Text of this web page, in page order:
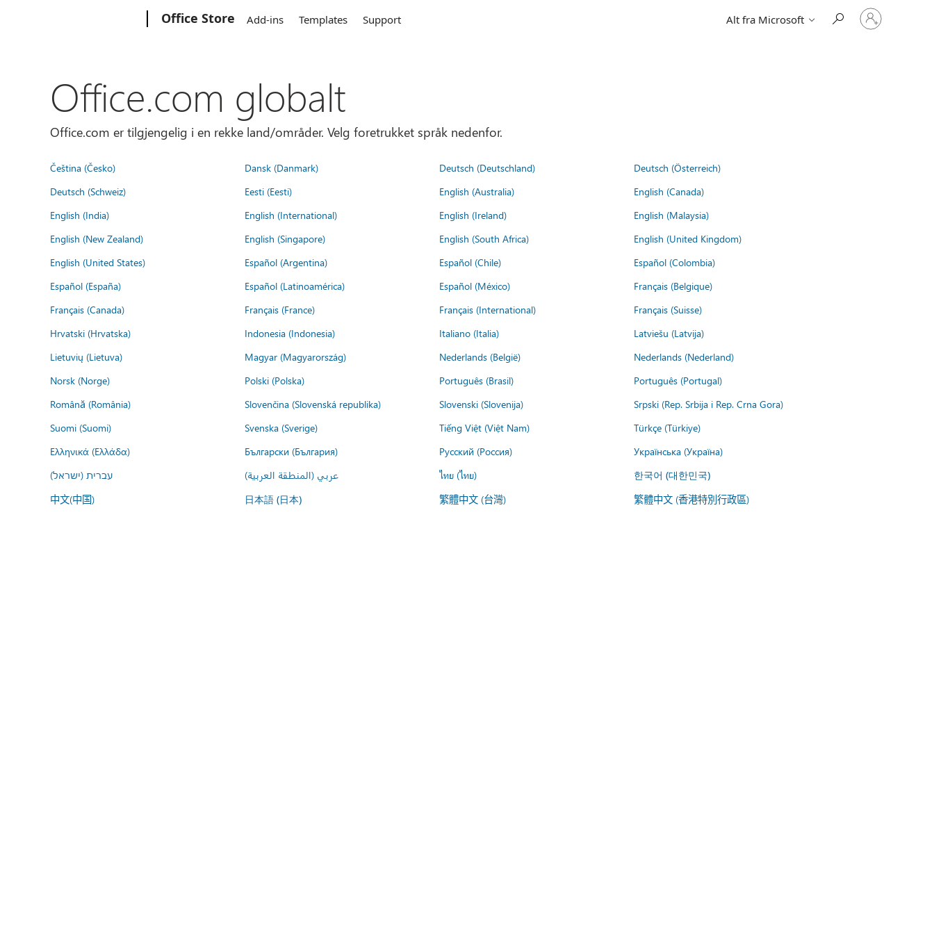
Office Store Add-ins Templates Support Alt fra Microsoft
Logg
på
kontoen
Office.com globalt
Office.com er tilgjengelig i en rekke land/områder. Velg foretrukket språk nedenfor.
Čeština (Česko) Dansk (Danmark) Deutsch (Deutschland)
Deutsch (Österreich)
Deutsch (Schweiz)
Eesti (Eesti) English (Australia)
English (Canada)
English (India)
English (International) English (Ireland)
English (Malaysia)
English (New Zealand)
English (Singapore) English (South Africa)
English (United Kingdom)
English (United States)
Español (Argentina) Español (Chile)
Español (Colombia)
Español (España)
Español (Latinoamérica) Español (México)
Français (Belgique)
Français (Canada)
Français (France) Français (International)
Français (Suisse)
Hrvatski (Hrvatska)
Indonesia (Indonesia) Italiano (Italia)
Latviešu (Latvija)
Lietuvių (Lietuva)
Magyar (Magyarország) Nederlands (België)
Nederlands (Nederland)
Norsk (Norge)
Polski (Polska) Português (Brasil)
Português (Portugal)
Română (România)
Slovenčina (Slovenská republika) Slovenski (Slovenija)
Srpski (Rep. Srbija i Rep. Crna Gora)
Suomi (Suomi)
Svenska (Sverige) Tiếng Việt (Việt Nam)
Türkçe (Türkiye)
Ελληνικά (Ελλάδα)
Български (България) Русский (Россия)
Українська (Україна)
עברית (ישראל)
عربي (المنطقة العربية) ไทย (ไทย) 한국어 (대한민국)
中文(中国) 日本語 (日本) 繁體中文 (台灣) 繁體中文 (香港特別行政區)